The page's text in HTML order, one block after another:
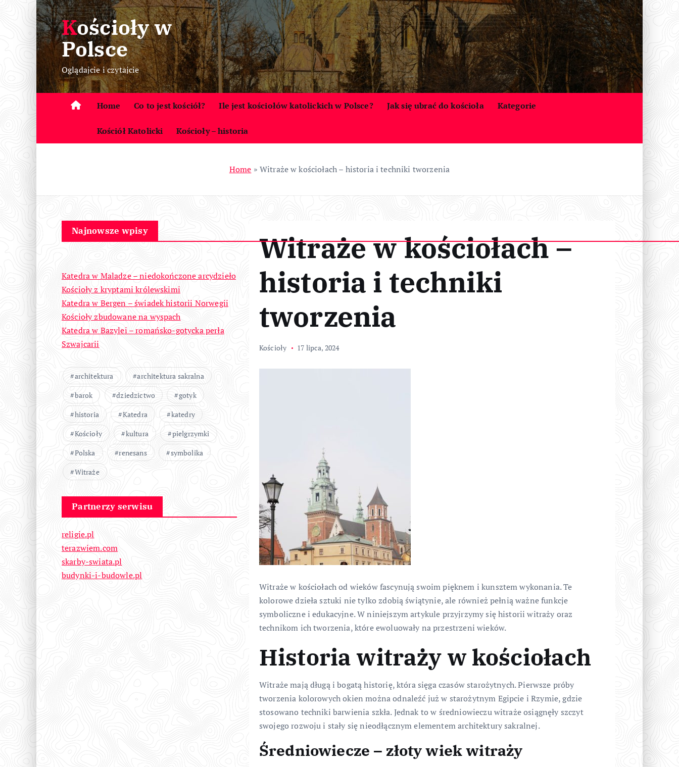
S
k
i
p
t
c
e
Kościoły w
Polsce
Oglądajcie i czytajcie
Home Co to jest kościół? Ile jest kościołów katolickich w Polsce? Jak się ubrać do kościoła Kategorie
Kościół Katolicki Kościoły – historia
Home » Witraże w kościołach – historia i techniki tworzenia
Najnowsze wpisy
Katedra w Maladze – niedokończone arcydzieło
Kościoły z kryptami królewskimi
Katedra w Bergen – świadek historii Norwegii
Kościoły zbudowane na wyspach
Katedra w Bazylei – romańsko-gotycka perła
Szwajcarii
architektura
architektura sakralna
barok
dziedzictwo
gotyk
historia
Katedra
katedry
Kościoły
kultura
pielgrzymki
Polska
renesans
symbolika
Witraże
Partnerzy serwisu
religie.pl
terazwiem.com
skarby-swiata.pl
budynki-i-budowle.pl
Witraże w kościołach –
historia i techniki
tworzenia
Kościoły 17 lipca, 2024
Witraże w kościołach od wieków fascynują swoim pięknem i kunsztem wykonania. Te
kolorowe dzieła sztuki nie tylko zdobią świątynie, ale również pełnią ważne funkcje
symboliczne i edukacyjne. W niniejszym artykule przyjrzymy się historii witraży oraz
technikom ich tworzenia, które ewoluowały na przestrzeni wieków.
Historia witraży w kościołach
Witraże mają długą i bogatą historię, która sięga czasów starożytnych. Pierwsze próby
tworzenia kolorowych okien można odnaleźć już w starożytnym Egipcie i Rzymie, gdzie
stosowano techniki barwienia szkła. Jednak to w średniowieczu witraże osiągnęły szczyt
swojego rozwoju i stały się nieodłącznym elementem architektury sakralnej.
Średniowiecze – złoty wiek witraży